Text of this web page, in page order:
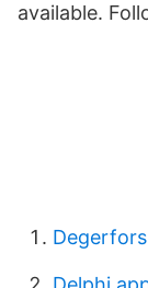
available.